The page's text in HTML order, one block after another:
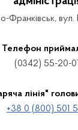
Франківськ,
Телефон
(0342) 55-20-
лінія"
+38 0 (800) 501